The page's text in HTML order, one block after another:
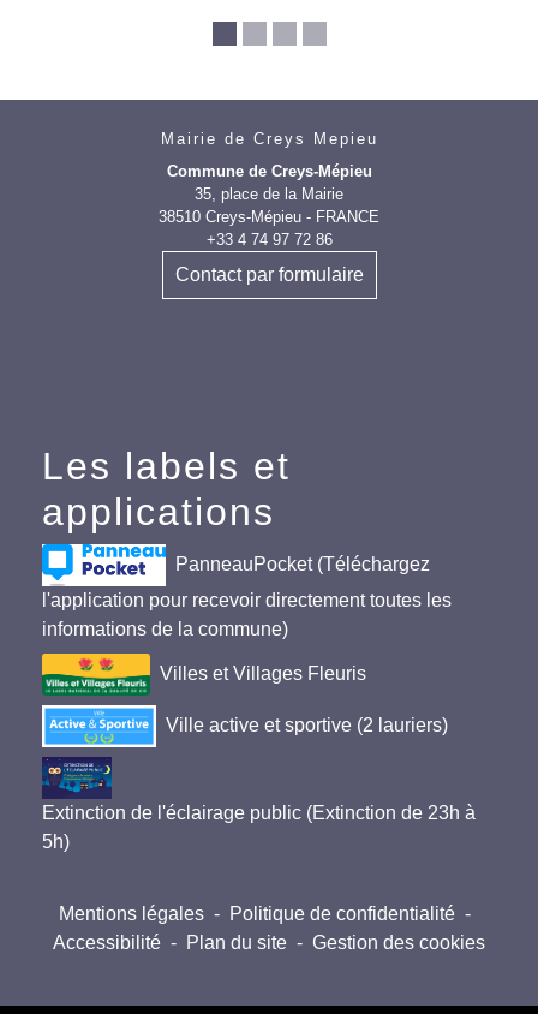
Mairie de Creys Mepieu
Commune de Creys-Mépieu
35, place de la Mairie
38510 Creys-Mépieu - FRANCE
+33 4 74 97 72 86
Contact par formulaire
Les labels et
applications
PanneauPocket (Téléchargez
l'application pour recevoir directement toutes les
informations de la commune)
Villes et Villages Fleuris
Ville active et sportive (2 lauriers)
Extinction de l'éclairage public (Extinction de 23h à
5h)
Mentions légales - Politique de confidentialité -
Accessibilité - Plan du site - Gestion des cookies